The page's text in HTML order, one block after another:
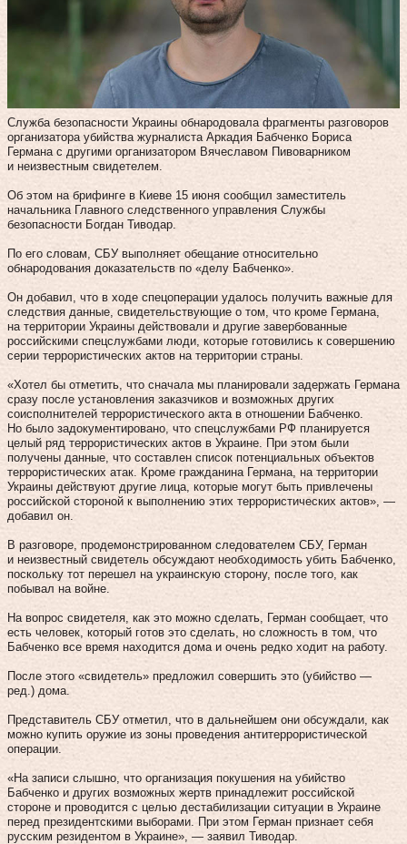
Служба безопасности Украины обнародовала фрагменты разговоров
организатора убийства журналиста Аркадия Бабченко Бориса
Германа с другими организатором Вячеславом Пивоварником
и неизвестным свидетелем.
Об этом на брифинге в Киеве 15 июня сообщил заместитель
начальника Главного следственного управления Службы
безопасности Богдан Тиводар.
По его словам, СБУ выполняет обещание относительно
обнародования доказательств по «делу Бабченко».
Он добавил, что в ходе спецоперации удалось получить важные для
следствия данные, свидетельствующие о том, что кроме Германа,
на территории Украины действовали и другие завербованные
российскими спецслужбами люди, которые готовились к совершению
серии террористических актов на территории страны.
«Хотел бы отметить, что сначала мы планировали задержать Германа
сразу после установления заказчиков и возможных других
соисполнителей террористического акта в отношении Бабченко.
Но было задокументировано, что спецслужбами РФ планируется
целый ряд террористических актов в Украине. При этом были
получены данные, что составлен список потенциальных объектов
террористических атак. Кроме гражданина Германа, на территории
Украины действуют другие лица, которые могут быть привлечены
российской стороной к выполнению этих террористических актов», —
добавил он.
В разговоре, продемонстрированном следователем СБУ, Герман
и неизвестный свидетель обсуждают необходимость убить Бабченко,
поскольку тот перешел на украинскую сторону, после того, как
побывал на войне.
На вопрос свидетеля, как это можно сделать, Герман сообщает, что
есть человек, который готов это сделать, но сложность в том, что
Бабченко все время находится дома и очень редко ходит на работу.
После этого «свидетель» предложил совершить это (убийство —
ред.) дома.
Представитель СБУ отметил, что в дальнейшем они обсуждали, как
можно купить оружие из зоны проведения антитеррористической
операции.
«На записи слышно, что организация покушения на убийство
Бабченко и других возможных жертв принадлежит российской
стороне и проводится с целью дестабилизации ситуации в Украине
перед президентскими выборами. При этом Герман признает себя
русским резидентом в Украине», — заявил Тиводар.